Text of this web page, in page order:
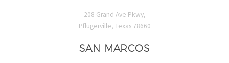
208 Grand Ave Pkwy,
Pflugerville, Texas 78660
SAN MARCOS